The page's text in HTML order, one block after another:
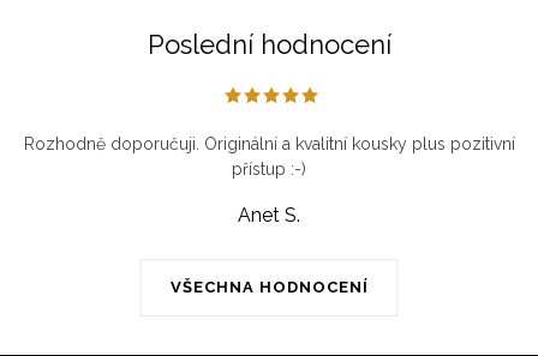
Poslední hodnocení
VŠECHNA HODNOCENÍ
Rozhodně doporučuji. Originální a kvalitní kousky plus pozitivní
přístup :-)
Anet S.